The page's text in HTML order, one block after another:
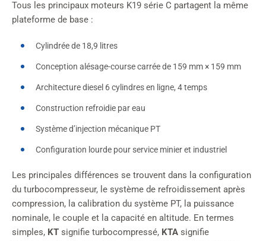
Tous les principaux moteurs K19 série C partagent la même
plateforme de base :
Cylindrée de 18,9 litres
Conception alésage-course carrée de 159 mm × 159 mm
Architecture diesel 6 cylindres en ligne, 4 temps
Construction refroidie par eau
Système d’injection mécanique PT
Configuration lourde pour service minier et industriel
Les principales différences se trouvent dans la configuration
du turbocompresseur, le système de refroidissement après
compression, la calibration du système PT, la puissance
nominale, le couple et la capacité en altitude. En termes
simples, KT signifie turbocompressé, KTA signifie